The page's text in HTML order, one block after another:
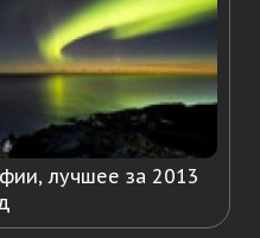
лучшее за 2013